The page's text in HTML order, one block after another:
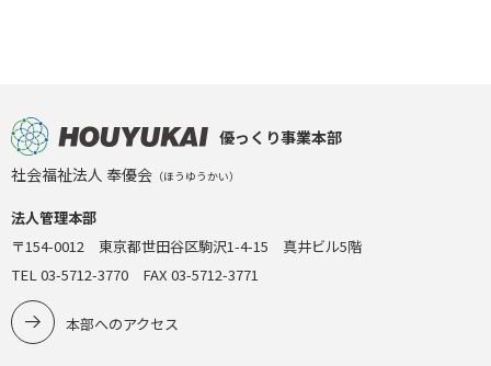
優っくり事業本部
社会福祉法人 奉優会 （ほうゆうかい）
法人管理本部
〒154-0012 東京都世田谷区駒沢1-4-15 真井ビル5階
TEL 03-5712-3770 FAX 03-5712-3771
本部へのアクセス